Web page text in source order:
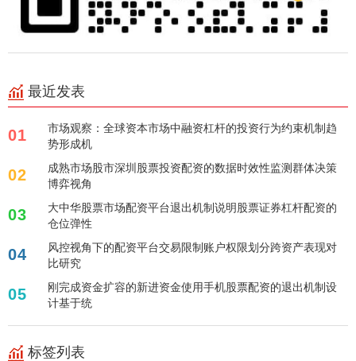
最近发表
01
市场观察：全球资本市场中融资杠杆的投资行为约束机制趋
势形成机
02
成熟市场股市深圳股票投资配资的数据时效性监测群体决策
博弈视角
03
大中华股票市场配资平台退出机制说明股票证券杠杆配资的
仓位弹性
04
风控视角下的配资平台交易限制账户权限划分跨资产表现对
比研究
05
刚完成资金扩容的新进资金使用手机股票配资的退出机制设
计基于统
标签列表